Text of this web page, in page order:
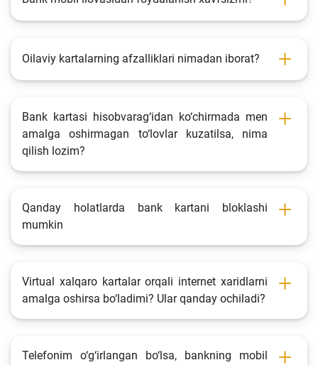
Oilaviy kartalarning afzalliklari nimadan iborat?
Bank kartasi hisobvarag‘idan ko‘chirmada men
amalga oshirmagan to‘lovlar kuzatilsa, nima
qilish lozim?
Qanday holatlarda bank kartani bloklashi
mumkin
Virtual xalqaro kartalar orqali internet xaridlarni
amalga oshirsa bo‘ladimi? Ular qanday ochiladi?
Telefonim o‘g‘irlangan bo‘lsa, bankning mobil